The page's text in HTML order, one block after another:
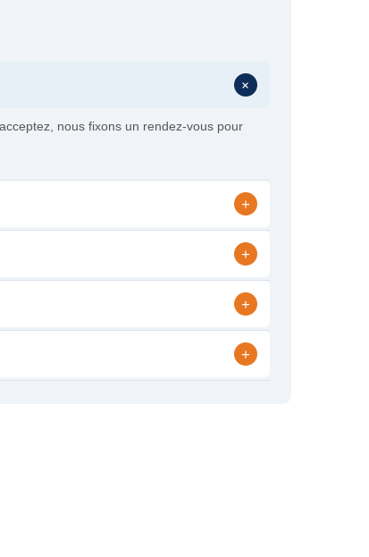
+
nous fixons un rendez-vous pour
+
+
+
+